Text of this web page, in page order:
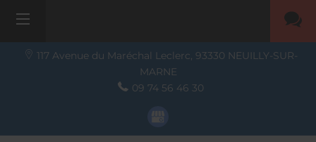
117 Avenue du Maréchal Leclerc, 93330 NEUILLY-SUR-
MARNE
09 74 56 46 30